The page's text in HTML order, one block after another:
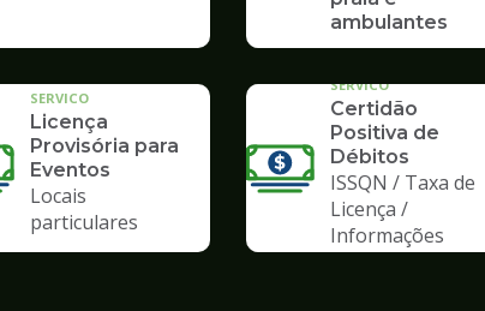
ambulantes
SERVICO
Licença
Provisória para
Eventos
Locais
particulares
SERVICO
Certidão
Positiva de
Débitos
ISSQN / Taxa de
Licença /
Informações